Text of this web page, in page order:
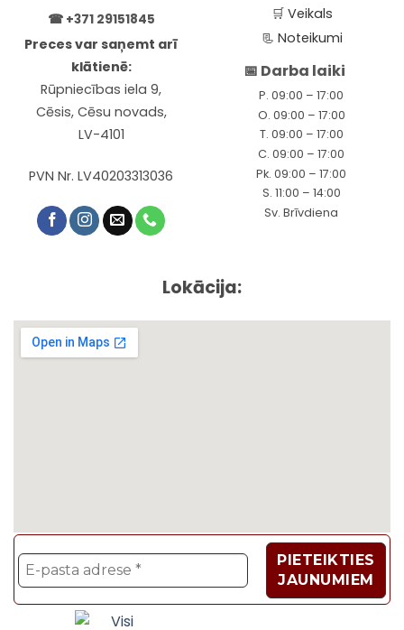
☎ +371 29151845
Preces var saņemt arī
klātienē:
Rūpniecības iela 9,
Cēsis, Cēsu novads,
LV-4101
PVN Nr. LV40203313036
🛒Veikals
📃Noteikumi
📅 Darba laiki
P. 09:00 – 17:00
O. 09:00 – 17:00
T. 09:00 – 17:00
C. 09:00 – 17:00
Pk. 09:00 – 17:00
S. 11:00 – 14:00
Sv. Brīvdiena
Lokācija: